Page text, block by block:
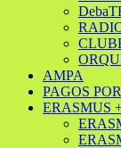
AMPA
PAGOS
ERASMUS